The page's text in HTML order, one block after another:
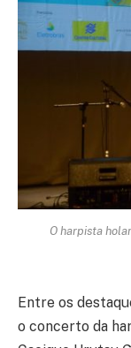
O harpista
Entre os
o concerto da